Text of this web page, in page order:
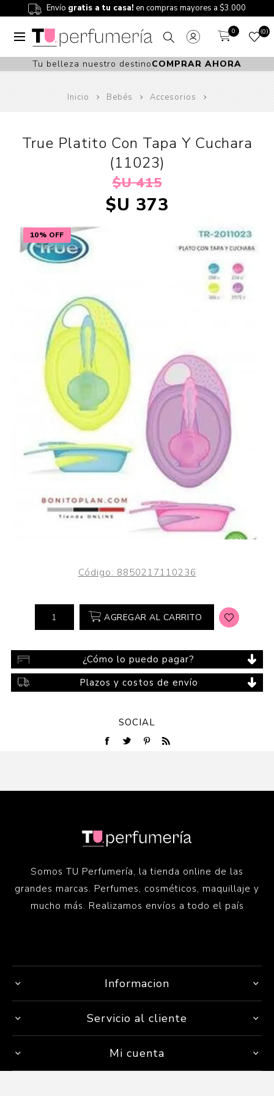
Envío gratis a tu casa! en compras mayores a $3.000
0 0
Tu belleza nuestro destinoCOMPRAR AHORA
Inicio Bebés Accesorios
10% OFF
True Platito Con Tapa Y Cuchara
(11023)
$U 415
$U 373
Código: 8850217110236
AGREGAR AL CARRITO
¿Cómo lo puedo pagar?
Plazos y costos de envío
SOCIAL
Somos TU Perfumería, la tienda online de las
grandes marcas. Perfumes, cosméticos, maquillaje y
mucho más. Realizamos envíos a todo el país
Informacion
Servicio al cliente
Mi cuenta